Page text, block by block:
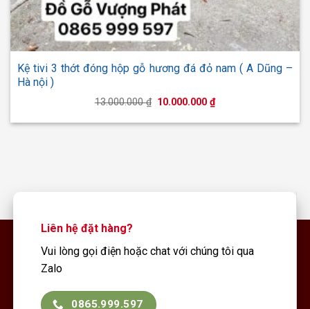
Kệ tivi 3 thớt đóng hộp gỗ hương đá đỏ nam ( A Dũng –
Hà nội )
13.000.000₫ Giá
là:
10.000.000₫Giá
hiện
tại
Liên hệ đặt hàng?
Vui lòng gọi điện hoặc chat với chúng tôi qua
Zalo
0865.999.597